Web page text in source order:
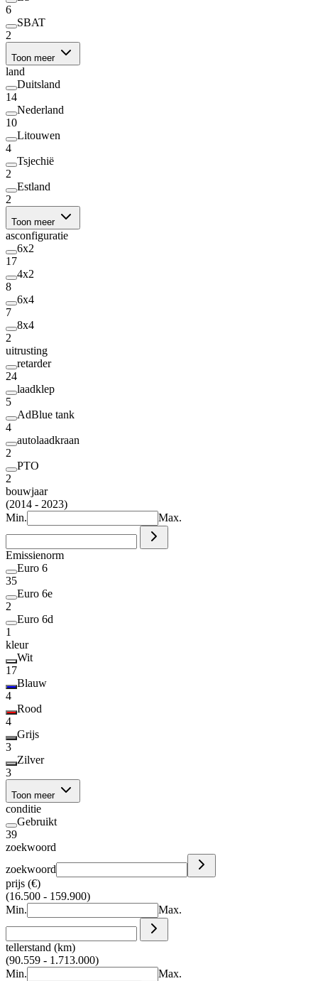
6
SBAT
2
Toon meer
land
Duitsland
14
Nederland
10
Litouwen
4
Tsjechië
2
Estland
2
Toon meer
asconfiguratie
6x2
17
4x2
8
6x4
7
8x4
2
uitrusting
retarder
24
laadklep
5
AdBlue tank
4
autolaadkraan
2
PTO
2
bouwjaar
(2014 - 2023)
Min.
Max.
Emissienorm
Euro 6
35
Euro 6e
2
Euro 6d
1
kleur
Wit
17
Blauw
4
Rood
4
Grijs
3
Zilver
3
Toon meer
conditie
Gebruikt
39
zoekwoord
zoekwoord
prijs (€)
(16.500 - 159.900)
Min.
Max.
tellerstand (km)
(90.559 - 1.713.000)
Min.
Max.